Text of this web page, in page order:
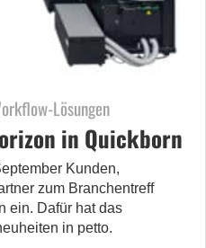
Lösungen
in Quickborn
Kunden,
zum Branchentreff
ein. Dafür hat das
in petto.